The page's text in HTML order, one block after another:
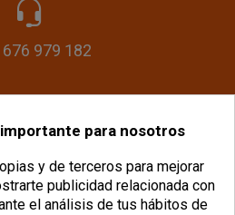
979 182
para nosotros
y de terceros para mejorar
publicidad relacionada con
el análisis de tus hábitos de